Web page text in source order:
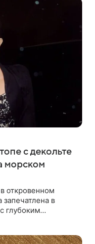
с декольте
морском
откровенном
в
глубоким